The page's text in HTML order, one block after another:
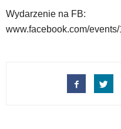
Wydarzenie na FB:
www.facebook.com/